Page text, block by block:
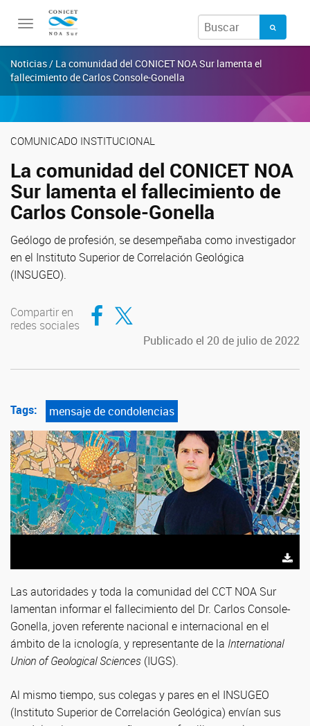
Toggle
navigation
Noticias / La comunidad del CONICET NOA Sur lamenta el
fallecimiento de Carlos Console-Gonella
COMUNICADO INSTITUCIONAL
La comunidad del CONICET NOA
Sur lamenta el fallecimiento de
Carlos Console-Gonella
Geólogo de profesión, se desempeñaba como investigador
en el Instituto Superior de Correlación Geológica
(INSUGEO).
Compartir en
redes sociales
Compartir en Facebook
Compartir en Twitter
Publicado el 20 de julio de 2022
Tags: mensaje de condolencias
Las autoridades y toda la comunidad del CCT NOA Sur
lamentan informar el fallecimiento del Dr. Carlos Console-
Gonella, joven referente nacional e internacional en el
ámbito de la icnología, y representante de la International
Union of Geological Sciences (IUGS).
Al mismo tiempo, sus colegas y pares en el INSUGEO
(Instituto Superior de Correlación Geológica) envían sus